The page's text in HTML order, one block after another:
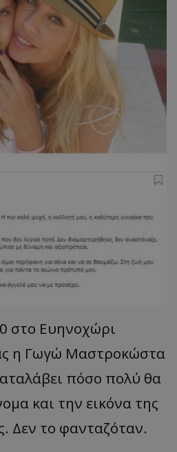
στο Ευηνοχώρι
η Γωγώ Μαστροκώστα
λάβει πόσο πολύ θα
α και την εικόνα της
. Δεν το φανταζόταν.